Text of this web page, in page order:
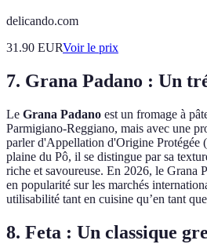
delicando.com
31.90 EURVoir le prix
7. Grana Padano : Un
Le Grana Padano est un fromage à
Parmigiano-Reggiano, mais avec une
parler d'Appellation d'Origine Protégée
plaine du Pô, il se distingue par sa
riche et savoureuse. En 2026, le Grana
en popularité sur les marchés
utilisabilité tant en cuisine qu’en tant
8. Feta : Un classique